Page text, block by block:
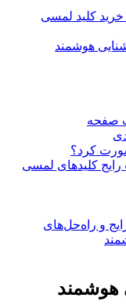
کلید لمسی
هوشمند
کرد؟
کلیدهای لمسی
و راه‌حل‌های
هوشمند